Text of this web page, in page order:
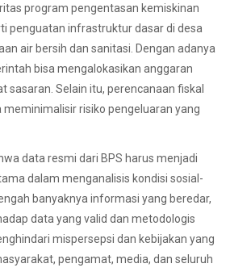
program pengentasan kemiskinan
penguatan infrastruktur dasar di desa
air bersih dan sanitasi. Dengan adanya
bisa mengalokasikan anggaran
sasaran. Selain itu, perencanaan fiskal
meminimalisir risiko pengeluaran yang
data resmi dari BPS harus menjadi
dalam menganalisis kondisi sosial-
banyaknya informasi yang beredar,
data yang valid dan metodologis
mispersepsi dan kebijakan yang
pengamat, media, dan seluruh